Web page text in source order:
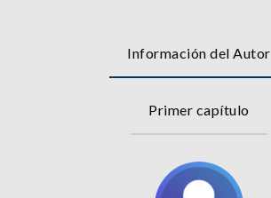
Información del Autor
Primer capítulo